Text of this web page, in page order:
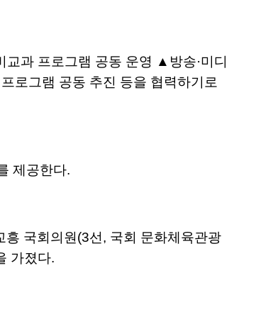
과 프로그램 공동 운영 ▲방송·미디
로그램 공동 추진 등을 협력하기로
제공한다.
흥 국회의원(3선, 국회 문화체육관광
가졌다.